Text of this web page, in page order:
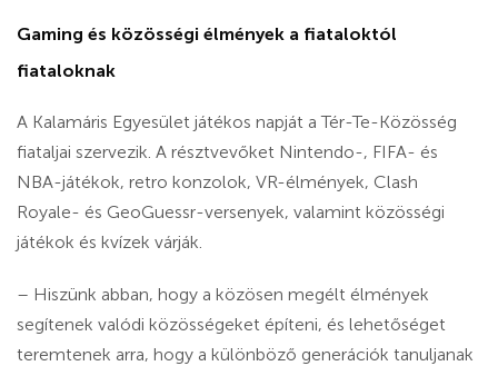
Gaming és közösségi élmények a fiataloktól
fiataloknak
A Kalamáris Egyesület játékos napját a Tér-Te-Közösség
fiataljai szervezik. A résztvevőket Nintendo-, FIFA- és
NBA-játékok, retro konzolok, VR-élmények, Clash
Royale- és GeoGuessr-versenyek, valamint közösségi
játékok és kvízek várják.
– Hiszünk abban, hogy a közösen megélt élmények
segítenek valódi közösségeket építeni, és lehetőséget
teremtenek arra, hogy a különböző generációk tanuljanak